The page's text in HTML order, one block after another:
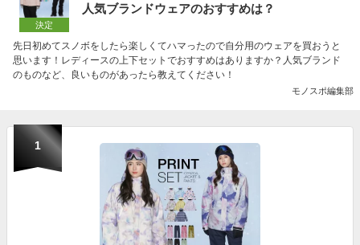
決定
人気ブランドウェアのおすすめは？
先日初めてスノボをしたら楽しくてハマったので自分用のウェアを買おうと
思います！レディースの上下セットでおすすめはありますか？人気ブランド
のものなど、良いものがあったら教えてください！
モノスポ編集部
1